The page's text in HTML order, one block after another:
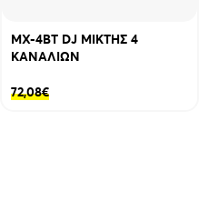
MX-4BT DJ ΜΙΚΤΗΣ 4
ΚΑΝΑΛΙΩΝ
72,08€